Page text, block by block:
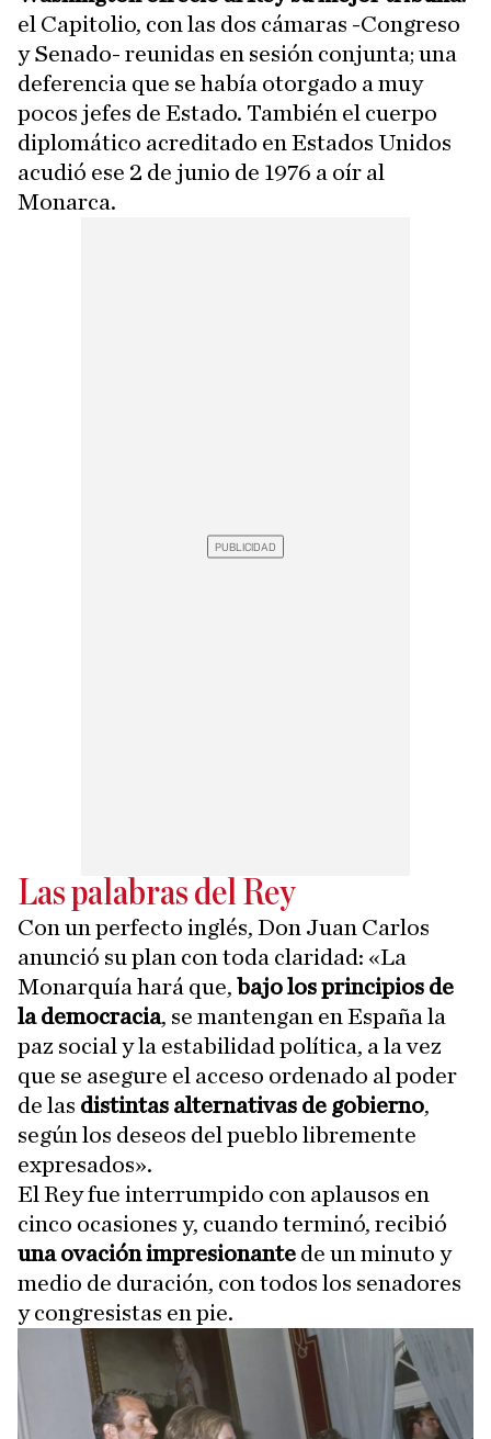
el Capitolio, con las dos cámaras -Congreso
y Senado- reunidas en sesión conjunta; una
deferencia que se había otorgado a muy
pocos jefes de Estado. También el cuerpo
diplomático acreditado en Estados Unidos
acudió ese 2 de junio de 1976 a oír al
Monarca.
Las palabras del Rey
Con un perfecto inglés, Don Juan Carlos
anunció su plan con toda claridad: «La
Monarquía hará que, bajo los principios de
la democracia, se mantengan en España la
paz social y la estabilidad política, a la vez
que se asegure el acceso ordenado al poder
de las distintas alternativas de gobierno,
según los deseos del pueblo libremente
expresados».
El Rey fue interrumpido con aplausos en
cinco ocasiones y, cuando terminó, recibió
una ovación impresionante de un minuto y
medio de duración, con todos los senadores
y congresistas en pie.